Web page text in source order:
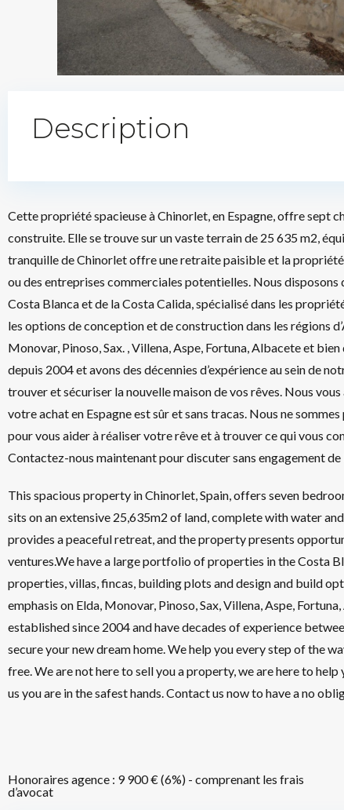
Description
Cette propriété spacieuse à Chinorlet, en Espagne, offre sept
construite. Elle se trouve sur un vaste terrain de 25 635 m2,
tranquille de Chinorlet offre une retraite paisible et la
ou des entreprises commerciales potentielles. Nous
Costa Blanca et de la Costa Calida, spécialisé dans les
les options de conception et de construction dans les régions
Monovar, Pinoso, Sax. , Villena, Aspe, Fortuna, Albacete et
depuis 2004 et avons des décennies d’expérience au sein de
trouver et sécuriser la nouvelle maison de vos rêves. Nous
votre achat en Espagne est sûr et sans tracas. Nous ne
pour vous aider à réaliser votre rêve et à trouver ce qui vous
Contactez-nous maintenant pour discuter sans engagement
This spacious property in Chinorlet, Spain, offers seven
sits on an extensive 25,635m2 of land, complete with water
provides a peaceful retreat, and the property presents
ventures.We have a large portfolio of properties in the Costa
properties, villas, fincas, building plots and design and build
emphasis on Elda, Monovar, Pinoso, Sax, Villena, Aspe,
established since 2004 and have decades of experience
secure your new dream home. We help you every step of the
free. We are not here to sell you a property, we are here to
us you are in the safest hands. Contact us now to have a no
Honoraires agence : 9 900 € (6%) - comprenant les frais
d’avocat